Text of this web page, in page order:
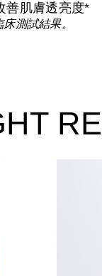
善肌膚透亮度*
測試結果。